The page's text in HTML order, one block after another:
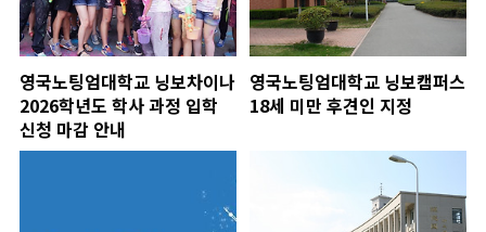
영국노팅엄대학교 닝보차이나
2026학년도 학사 과정 입학
신청 마감 안내
영국노팅엄대학교 닝보캠퍼스
18세 미만 후견인 지정